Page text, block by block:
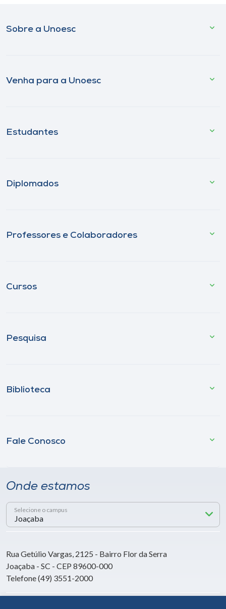
Sobre a Unoesc
Venha para a Unoesc
Estudantes
Diplomados
Professores e Colaboradores
Cursos
Pesquisa
Biblioteca
Fale Conosco
Onde estamos
Selecione o campus
Rua Getúlio Vargas, 2125 - Bairro Flor da Serra
Joaçaba - SC - CEP 89600-000
Telefone (49) 3551-2000